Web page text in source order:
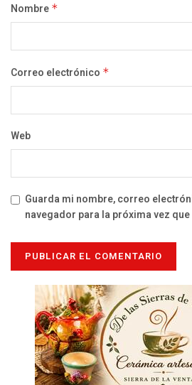
Nombre *
Correo electrónico *
Web
Guarda mi nombre, correo
navegador para la próxima vez